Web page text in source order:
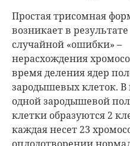
Простая трисомная
возникает в результате
случайной «ошибки» –
нерасхождения
время деления ядер
зародышевых клеток. В
одной зародышевой
клетки образуются 2
каждая несет 23